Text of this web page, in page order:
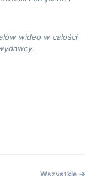
wideo w całości
Wszystkie →